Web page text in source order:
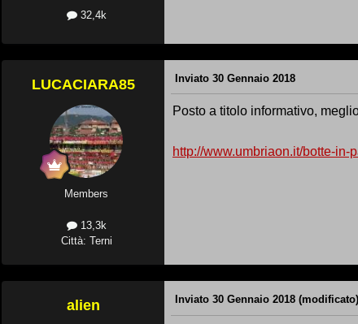
32,4k
LUCACIARA85
Members
13,3k
Città: Terni
Inviato 30 Gennaio 2018
Posto a titolo informativo,
http://www.umbriaon.it/botte-
alien Inviato 30 Gennaio 2018 (modificato)